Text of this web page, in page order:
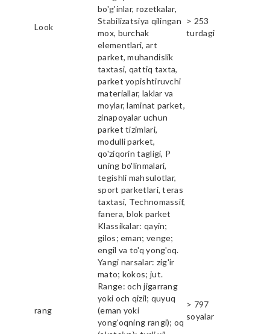
Look
bo'g'inlar, rozetkalar,
Stabilizatsiya qilingan
mox, burchak
elementlari, art
parket, muhandislik
taxtasi, qattiq taxta,
parket yopishtiruvchi
materiallar, laklar va
moylar, laminat parket,
zinapoyalar uchun
parket tizimlari,
modulli parket,
qo'ziqorin tagligi, P
uning bo'linmalari,
tegishli mahsulotlar,
sport parketlari, teras
taxtasi, Technomassif,
fanera, blok parket
> 253
turdagi
rang
Klassikalar: qayin;
gilos; eman; venge;
engil va to'q yong'oq.
Yangi narsalar: zig'ir
mato; kokos; jut.
Range: och jigarrang
yoki och qizil; quyuq
(eman yoki
yong'oqning rangi); oq
> 797
soyalar